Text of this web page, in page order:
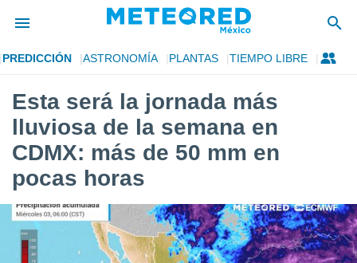
de
ha sido
para
la
que se
calidad.
a este
las
PREDICCIÓN ASTRONOMÍA PLANTAS TIEMPO LIBRE
Esta será la jornada más
lluviosa de la semana en
CDMX: más de 50 mm en
pocas horas